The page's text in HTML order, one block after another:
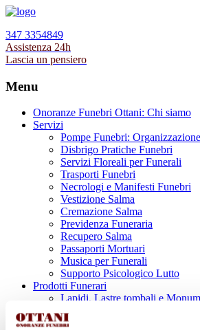
347 3354849
Assistenza 24h
Lascia un pensiero
Menu
Onoranze Funebri Ottani: Chi siamo
Servizi
Pompe Funebri:
Disbrigo Pratiche Funebri
Servizi Floreali per Funerali
Trasporti Funebri
Necrologi e Manifesti Funebri
Vestizione Salma
Cremazione Salma
Previdenza Funeraria
Recupero Salma
Passaporti Mortuari
Musica per Funerali
Supporto Psicologico Lutto
Prodotti Funerari
Lapidi, Lastre tombali e
Urne Cinerarie
Allestimento Funebre